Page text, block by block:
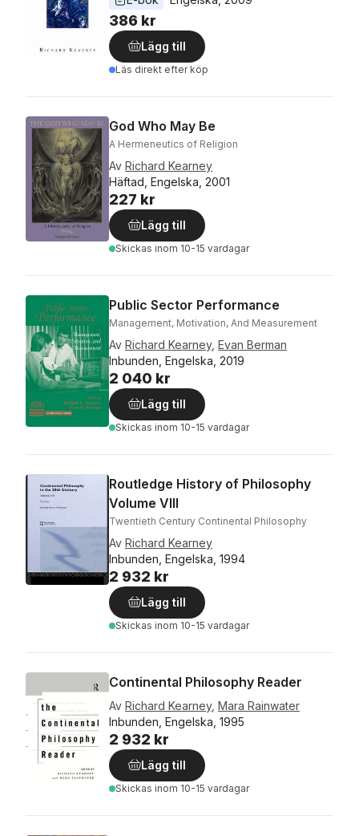
386 kr
Lägg till
Läs direkt efter köp
God Who May Be
A Hermeneutics of Religion
Av Richard Kearney
Häftad, Engelska, 2001
227 kr
Lägg till
Skickas inom 10-15 vardagar
Public Sector Performance
Management, Motivation, And Measurement
Av Richard Kearney, Evan Berman
Inbunden, Engelska, 2019
2 040 kr
Lägg till
Skickas inom 10-15 vardagar
Routledge History of Philosophy
Volume VIII
Twentieth Century Continental Philosophy
Av Richard Kearney
Inbunden, Engelska, 1994
2 932 kr
Lägg till
Skickas inom 10-15 vardagar
Continental Philosophy Reader
Av Richard Kearney, Mara Rainwater
Inbunden, Engelska, 1995
2 932 kr
Lägg till
Skickas inom 10-15 vardagar